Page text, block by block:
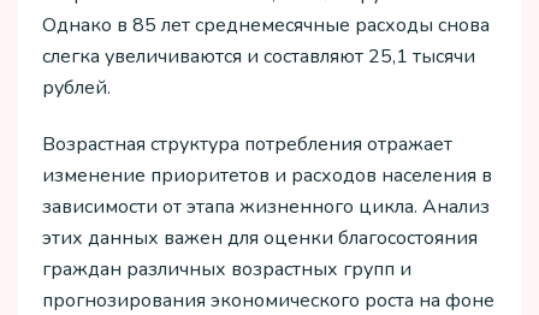
Однако в 85 лет среднемесячные расходы снова
слегка увеличиваются и составляют 25,1 тысячи
рублей.
Возрастная структура потребления отражает
изменение приоритетов и расходов населения в
зависимости от этапа жизненного цикла. Анализ
этих данных важен для оценки благосостояния
граждан различных возрастных групп и
прогнозирования экономического роста на фоне